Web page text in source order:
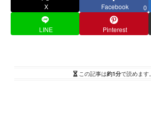
X Facebook 0
LINE Pinterest
この記事は約1分で読めます。